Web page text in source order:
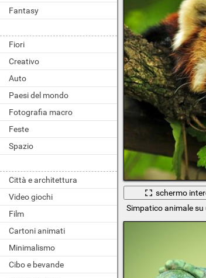
Fantasy
Fiori
Creativo
Auto
Paesi del mondo
Fotografia macro
Feste
Spazio
Città e architettura
Video giochi
Film
Cartoni animati
Minimalismo
Cibo e bevande
schermo
Simpatico animale